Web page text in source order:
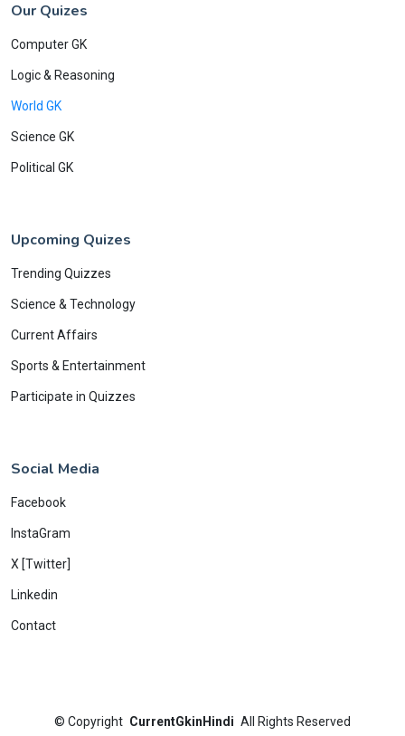
Our Quizes
Computer GK
Logic & Reasoning
World GK
Science GK
Political GK
Upcoming Quizes
Trending Quizzes
Science & Technology
Current Affairs
Sports & Entertainment
Participate in Quizzes
Social Media
Facebook
InstaGram
X [Twitter]
Linkedin
Contact
© Copyright CurrentGkinHindi All Rights Reserved